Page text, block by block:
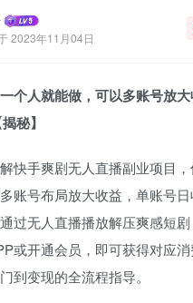
2023年11月04日
个人就能做，可以多账号放
秘】
快手爽剧无人直播副业项目
账号布局放大收益，单账号日
过无人直播播放解压爽感短
或开通会员，即可获得对应
到变现的全流程指导。